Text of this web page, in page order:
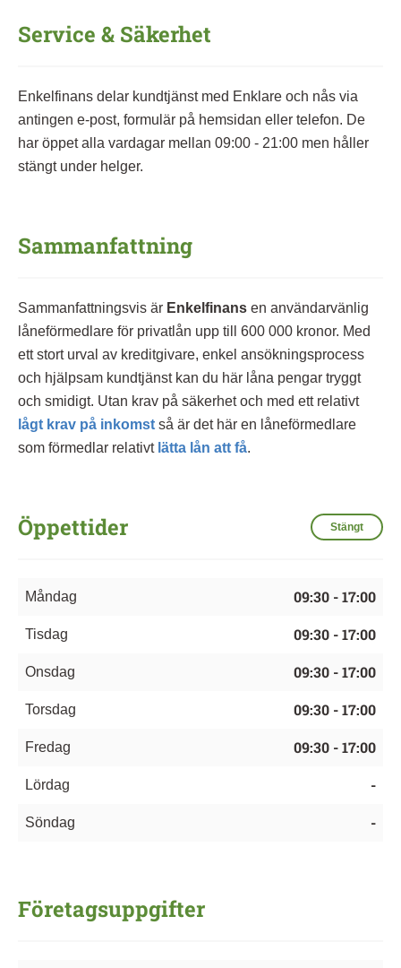
Service & Säkerhet
Enkelfinans delar kundtjänst med Enklare och nås via
antingen e-post, formulär på hemsidan eller telefon. De
har öppet alla vardagar mellan 09:00 - 21:00 men håller
stängt under helger.
Sammanfattning
Sammanfattningsvis är Enkelfinans en användarvänlig
låneförmedlare för privatlån upp till 600 000 kronor. Med
ett stort urval av kreditgivare, enkel ansökningsprocess
och hjälpsam kundtjänst kan du här låna pengar tryggt
och smidigt. Utan krav på säkerhet och med ett relativt
lågt krav på inkomst så är det här en låneförmedlare
som förmedlar relativt lätta lån att få.
Öppettider Stängt
Måndag 09:30 - 17:00
Tisdag 09:30 - 17:00
Onsdag 09:30 - 17:00
Torsdag 09:30 - 17:00
Fredag 09:30 - 17:00
Lördag -
Söndag -
Företagsuppgifter